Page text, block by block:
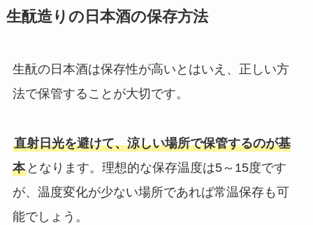
生酛造りの日本酒の保存方法
生酛の日本酒は保存性が高いとはいえ、正しい方
法で保管することが大切です。
直射日光を避けて、涼しい場所で保管するのが基
本となります。理想的な保存温度は5～15度です
が、温度変化が少ない場所であれば常温保存も可
能でしょう。